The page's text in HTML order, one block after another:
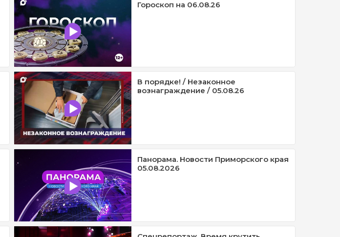
Гороскоп на 06.08.26
В порядке! / Незаконное
вознаграждение / 05.08.26
Панорама. Новости Приморского края
05.08.2026